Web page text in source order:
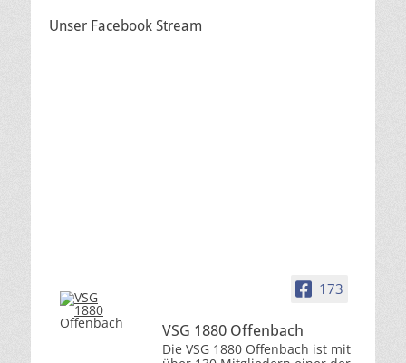
Unser Facebook Stream
173
VSG 1880 Offenbach
Die VSG 1880 Offenbach ist mit